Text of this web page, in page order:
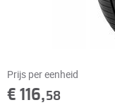
Prijs per eenheid
€ 116,58